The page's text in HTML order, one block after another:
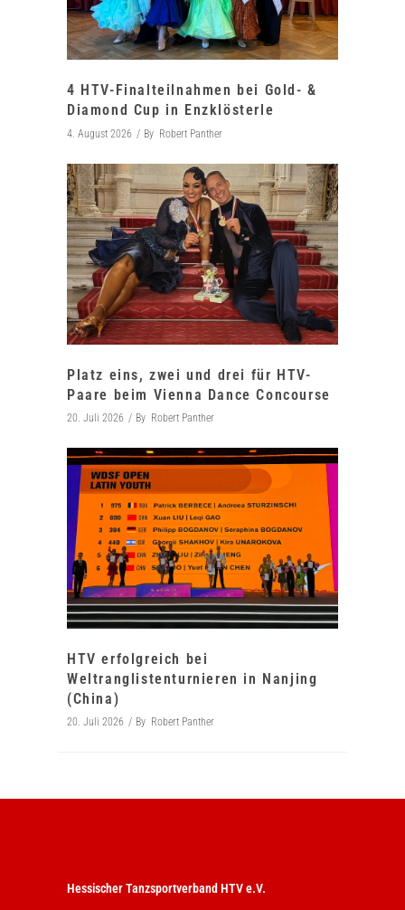
4 HTV-Finalteilnahmen bei Gold- &
Diamond Cup in Enzklösterle
4. August 2026 By Robert Panther
Platz eins, zwei und drei für HTV-
Paare beim Vienna Dance Concourse
20. Juli 2026 By Robert Panther
HTV erfolgreich bei
Weltranglistenturnieren in Nanjing
(China)
20. Juli 2026 By Robert Panther
Hessischer Tanzsportverband HTV e.V.